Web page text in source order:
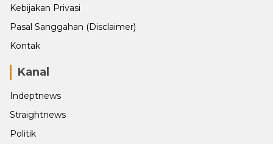
Kebijakan Privasi
Pasal Sanggahan (Disclaimer)
Kontak
Kanal
Indeptnews
Straightnews
Politik